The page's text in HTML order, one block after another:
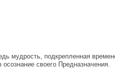
мудрость, подкрепленная
своего Предназначения.